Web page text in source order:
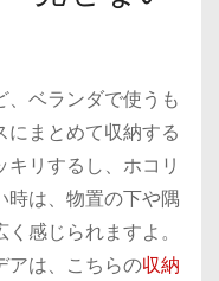
ベランダで使うも
まとめて収納する
リするし、ホコリ
時は、物置の下や隅
感じられますよ。
アは、こちらの収納